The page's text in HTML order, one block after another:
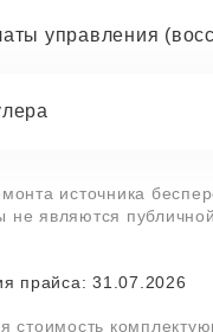
управления
источника
не являются
прайса: 31.07.2026
стоимость